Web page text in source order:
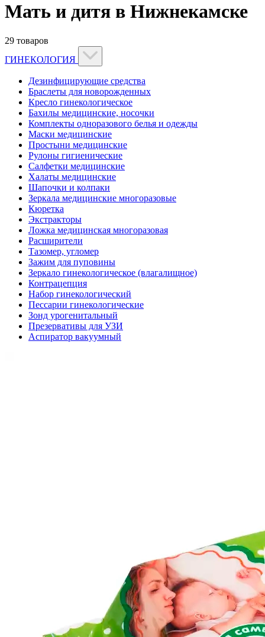
Мать и дитя в Нижнекамске
29 товаров
ГИНЕКОЛОГИЯ
Дезинфицирующие средства
Браслеты для новорожденных
Кресло гинекологическое
Бахилы медицинские, носочки
Комплекты одноразового белья и одежды
Маски медицинские
Простыни медицинские
Рулоны гигиенические
Салфетки медицинские
Халаты медицинские
Шапочки и колпаки
Зеркала медицинские многоразовые
Кюретка
Экстракторы
Ложка медицинская многоразовая
Расширители
Тазомер, угломер
Зажим для пуповины
Зеркало гинекологическое (влагалищное)
Контрацепция
Набор гинекологический
Пессарии гинекологические
Зонд урогенитальный
Презервативы для УЗИ
Аспиратор вакуумный